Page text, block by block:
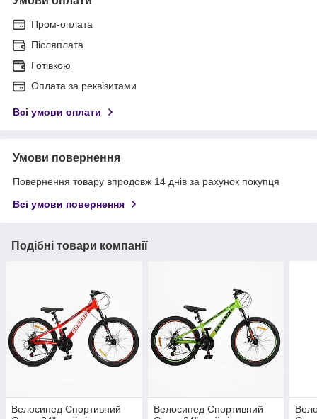
Пром-оплата
Післяплата
Готівкою
Оплата за реквізитами
Всі умови оплати
Умови повернення
Повернення товару впродовж 14 днів за рахунок покупця
Всі умови повернення
Подібні товари компанії
Велосипед Спортивний
Велосипед Спортивний